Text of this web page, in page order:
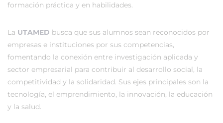
formación práctica y en habilidades.
La UTAMED busca que sus alumnos sean reconocidos por
empresas e instituciones por sus competencias,
fomentando la conexión entre investigación aplicada y
sector empresarial para contribuir al desarrollo social, la
competitividad y la solidaridad. Sus ejes principales son la
tecnología, el emprendimiento, la innovación, la educación
y la salud.